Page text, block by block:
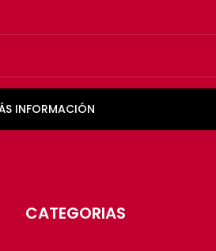
INFORMACIÓN
CATEGORIAS